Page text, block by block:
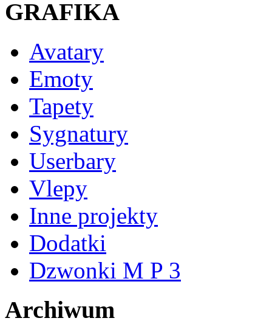
GRAFIKA
Avatary
Emoty
Tapety
Sygnatury
Userbary
Vlepy
Inne projekty
Dodatki
Dzwonki M P 3
Archiwum